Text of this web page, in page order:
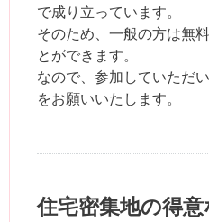
で成り立っています。
そのため、一般の方は無
とができます。
なので、参加していただ
をお願いいたします。
住宅密集地の得